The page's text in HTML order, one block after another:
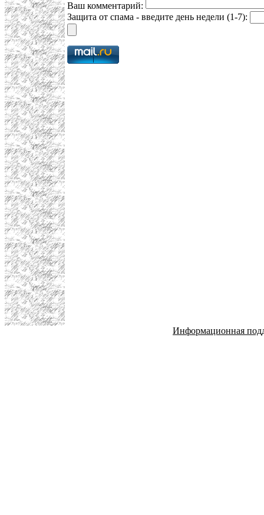
Ваш комментарий:
Защита от спама - введите день недели (1-7):
Информационная